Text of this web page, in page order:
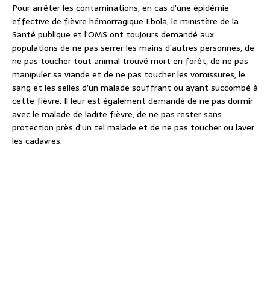
Pour arrêter les contaminations, en cas d’une épidémie
effective de fièvre hémorragique Ebola, le ministère de la
Santé publique et l’OMS ont toujours demandé aux
populations de ne pas serrer les mains d’autres personnes, de
ne pas toucher tout animal trouvé mort en forêt, de ne pas
manipuler sa viande et de ne pas toucher les vomissures, le
sang et les selles d’un malade souffrant ou ayant succombé à
cette fièvre. Il leur est également demandé de ne pas dormir
avec le malade de ladite fièvre, de ne pas rester sans
protection près d’un tel malade et de ne pas toucher ou laver
les cadavres.